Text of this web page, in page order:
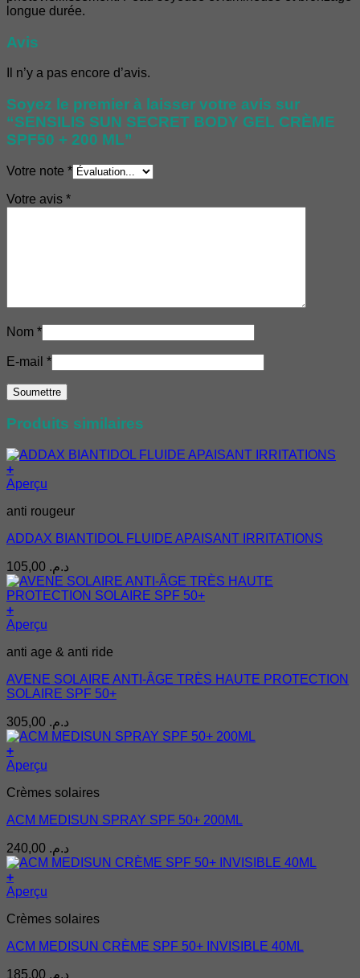
longue durée.
Avis
Il n’y a pas encore d’avis.
Soyez le premier à laisser votre avis sur
“SENSILIS SUN SECRET BODY GEL CRÈME
SPF50 + 200 ML”
Votre note *
Votre avis *
Nom *
E-mail *
Produits similaires
+
Aperçu
anti rougeur
ADDAX BIANTIDOL FLUIDE APAISANT IRRITATIONS
د.م.
+
Aperçu
anti age & anti ride
AVENE SOLAIRE ANTI-ÂGE TRÈS HAUTE PROTECTION
SOLAIRE SPF 50+
د.م.
+
Aperçu
Crèmes solaires
ACM MEDISUN SPRAY SPF 50+ 200ML
د.م.
+
Aperçu
Crèmes solaires
ACM MEDISUN CRÈME SPF 50+ INVISIBLE 40ML
د.م.